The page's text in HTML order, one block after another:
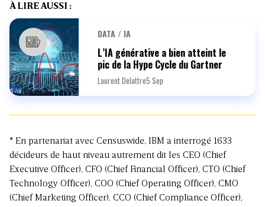
À LIRE AUSSI :
DATA / IA
L’IA générative a bien atteint le
pic de la Hype Cycle du Gartner
Laurent Delattre5 Sep
* En partenariat avec Censuswide, IBM a interrogé 1633
décideurs de haut niveau autrement dit les CEO (Chief
Executive Officer), CFO (Chief Financial Officer), CTO (Chief
Technology Officer), COO (Chief Operating Officer), CMO
(Chief Marketing Officer), CCO (Chief Compliance Officer),